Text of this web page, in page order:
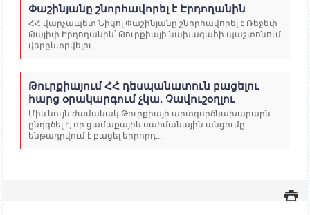
Փաշինյանը շնորհավորել է Էրդողանին
ՀՀ վարչապետ Նիկոլ Փաշինյանը շնորհավորել է Ռեջեփ
Թայիփ Էրդողանին՝ Թուրքիայի նախագահի պաշտոնում
վերընտրվելու...
Թուրքիայում ՀՀ դեսպանատուն բացելու
հարց օրակարգում չկա. Չավուշօղլու
Միևնույն ժամանակ Թուրքիայի արտգործնախարարն
ընդգծել է, որ ցամաքային սահմանային անցումը
ենթադրվում է բացել երրորդ...